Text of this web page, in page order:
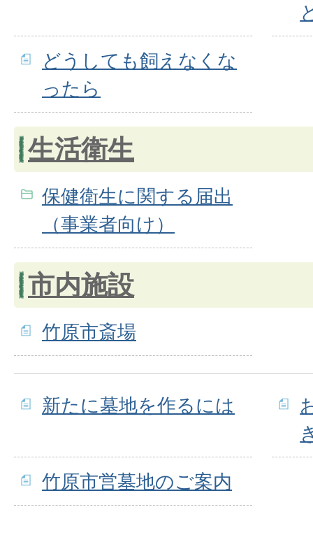
どうしても飼えなくな
ったら
生活衛生
保健衛生に関する届出
（事業者向け）
市内施設
竹原市斎場
新たに墓地を作るには
竹原市営墓地のご案内